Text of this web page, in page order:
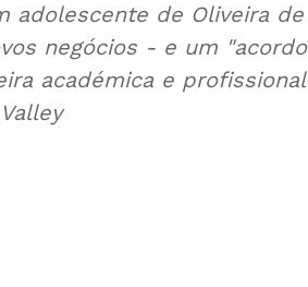
adolescente de Oliveira
negócios - e um
académica e